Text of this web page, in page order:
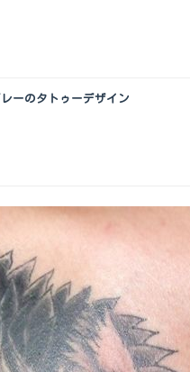
ーのタトゥーデザイン